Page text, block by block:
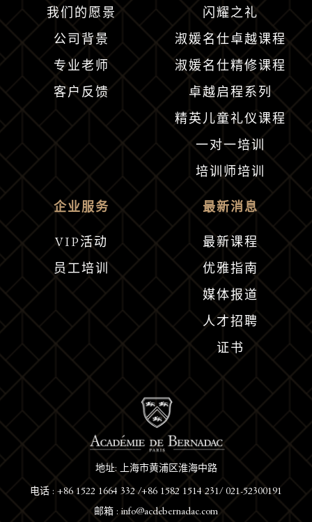
我们的愿景
公司背景
专业老师
客户反馈
闪耀之礼
淑媛名仕卓越课程
淑媛名仕精修课程
卓越启程系列
精英儿童礼仪课程
一对一培训
培训师培训
地址: 上海市黄浦区淮海中路
电话 : +86 1522 1664 332 /+86 1582 1514 231/ 021-52300191
邮箱 : info@acdebernadac.com
企业服务
VIP活动
员工培训
最新消息
最新课程
优雅指南
媒体报道
人才招聘
证书